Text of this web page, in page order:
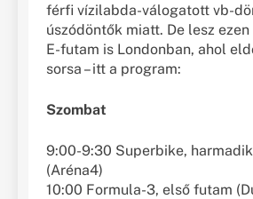
férfi vízilabda-válogatott vb-
úszódöntők miatt. De lesz
E-futam is Londonban, ahol
sorsa – itt a program:
Szombat
9:00-9:30 Superbike,
(Aréna4)
10:00 Formula-3, első futam